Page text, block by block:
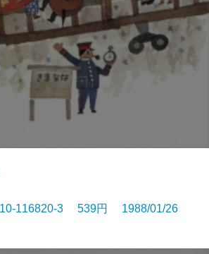
116820-3 539円 1988/01/26